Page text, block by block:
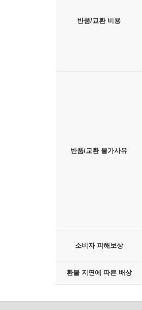
반품/교환 비용
반품/교환 불가사유
소비자 피해보상
환불 지연에 따른 배상